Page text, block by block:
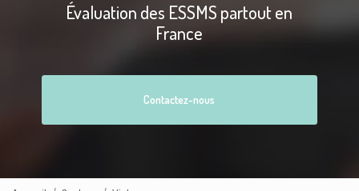
Évaluation des ESSMS partout en
France
Contactez-nous